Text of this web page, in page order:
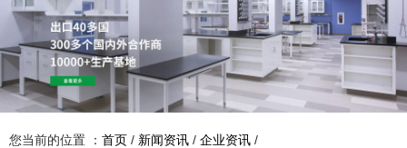
您当前的位置 ： 首页 / 新闻资讯 / 企业资讯 /